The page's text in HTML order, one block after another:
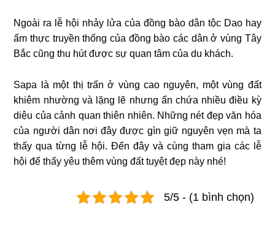
Ngoài ra lễ hội nhảy lửa của đồng bào dân tộc Dao hay
ẩm thực truyền thống của đồng bào các dân ở vùng Tây
Bắc cũng thu hút được sự quan tâm của du khách.
Sapa là một thị trấn ở vùng cao nguyên, một vùng đất
khiêm nhường và lặng lẽ nhưng ẩn chứa nhiều điều kỳ
diệu của cảnh quan thiên nhiên. Những nét đẹp văn hóa
của người dân nơi đây được gìn giữ nguyên vẹn mà ta
thấy qua từng lễ hội. Đến đây và cùng tham gia các lễ
hội để thấy yêu thêm vùng đất tuyệt đẹp này nhé!
5/5 - (1 bình chọn)